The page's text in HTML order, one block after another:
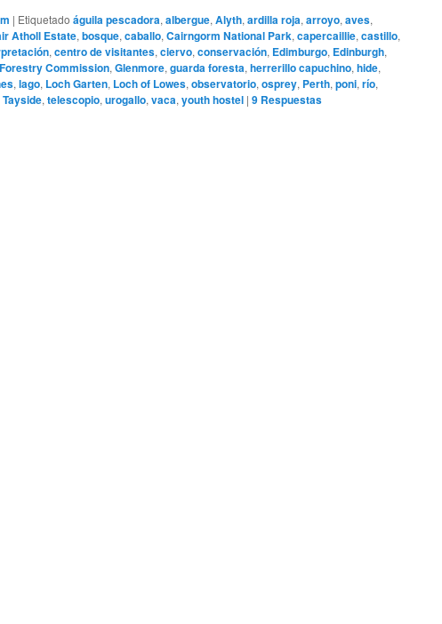
| Etiquetado águila pescadora, albergue, Alyth, ardilla roja, arroyo, aves,
Atholl Estate, bosque, caballo, Cairngorm National Park, capercaillie, castillo,
, centro de visitantes, ciervo, conservación, Edimburgo, Edinburgh,
Forestry Commission, Glenmore, guarda foresta, herrerillo capuchino, hide,
, lago, Loch Garten, Loch of Lowes, observatorio, osprey, Perth, poni, río,
Tayside, telescopio, urogallo, vaca, youth hostel | 9 Respuestas